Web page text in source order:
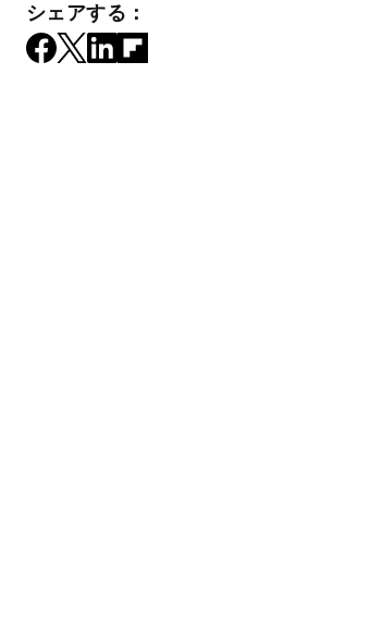
シェアする：